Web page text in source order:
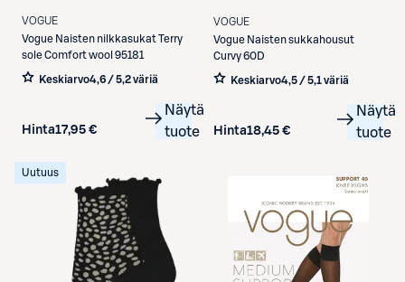
VOGUE
Vogue Naisten nilkkasukat Terry
sole Comfort wool 95181
Keskiarvo4,6 / 5,2 väriä
Hinta17,95 €
Näytä
tuote
VOGUE
Vogue Naisten sukkahousut
Curvy 60D
Keskiarvo4,5 / 5,1 väriä
Hinta18,45 €
Näytä
tuote
Uutuus